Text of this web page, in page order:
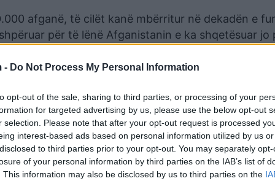
- Do Not Process My Personal Information
opt-out of the sale, sharing to third parties, or processing of your
for targeted advertising by us, please use the below opt-out
selection. Please note that after your opt-out request is processed
interest-based ads based on personal information utilized by us
to third parties prior to your opt-out. You may separately
of your personal information by third parties on the IAB’s list of
This information may also be disclosed by us to third parties on the
afganë, të cilët kanë mbërritur në dekadën e
për të lënë Afganistanin e ka shqetësuar jo
Ndërkombëtar “Hamid Karzai”.
në avionë e paktë të mbetur në aeroport. Mijëra të
ndërsa forcat e sigurisë qëlluan me armë në
dhe dhunës në rritje të talebanëve, është që
ëndërr për të cilën ia vlen të rrezikosh.
një intervistë për televizionet “CNN Turk” dhe